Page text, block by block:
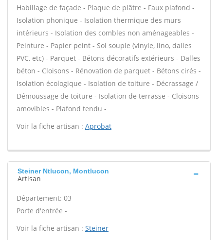
Habillage de façade - Plaque de plâtre - Faux plafond -
Isolation phonique - Isolation thermique des murs
intérieurs - Isolation des combles non aménageables -
Peinture - Papier peint - Sol souple (vinyle, lino, dalles
PVC, etc) - Parquet - Bétons décoratifs extérieurs - Dalles
béton - Cloisons - Rénovation de parquet - Bétons cirés -
Isolation écologique - Isolation de toiture - Décrassage /
Démoussage de toiture - Isolation de terrasse - Cloisons
amovibles - Plafond tendu -
Voir la fiche artisan : Aprobat
Steiner Ntlucon, Montlucon
Artisan
Département: 03
Porte d'entrée -
Voir la fiche artisan : Steiner